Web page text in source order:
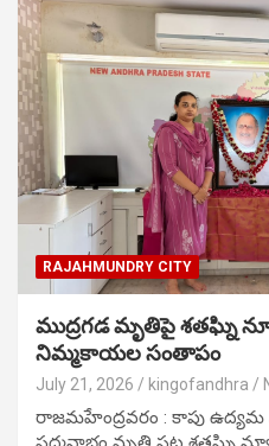
RAJAHMUNDRY CITY
ముద్రగడ మృతిపై శతఘ్ని
నిమ్మకాయల సంతాపం
July 21, 2026 kingofandhra
రాజమహేంద్రవరం : కాపు ఉద్యమ